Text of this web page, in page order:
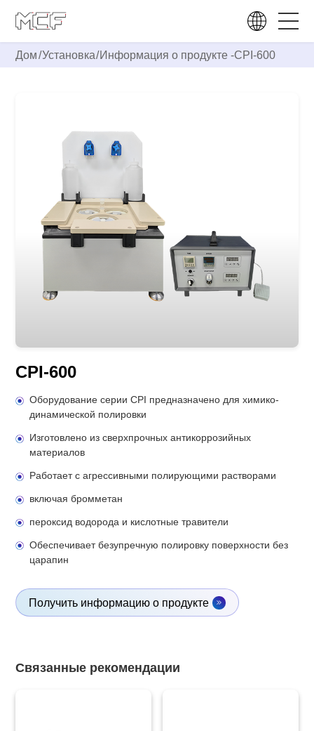
Дом/Установка/Информация о продукте -CPI-600
CPI-600
Оборудование серии CPI предназначено для химико-
динамической полировки
Изготовлено из сверхпрочных антикоррозийных
материалов
Работает с агрессивными полирующими растворами
включая бромметан
пероксид водорода и кислотные травители
Обеспечивает безупречную полировку поверхности без
царапин
Получить информацию о продукте
Связанные рекомендации